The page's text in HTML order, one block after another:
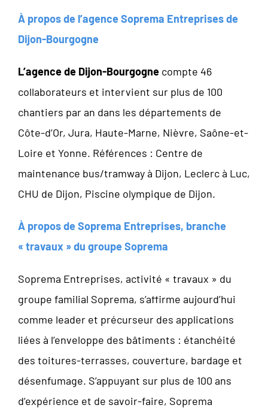
À propos de l’agence Soprema Entreprises de
Dijon-Bourgogne
L’agence de Dijon-Bourgogne compte 46
collaborateurs et intervient sur plus de 100
chantiers par an dans les départements de
Côte-d’Or, Jura, Haute-Marne, Nièvre, Saône-et-
Loire et Yonne. Références : Centre de
maintenance bus/tramway à Dijon, Leclerc à Luc,
CHU de Dijon, Piscine olympique de Dijon.
À propos de Soprema Entreprises, branche
« travaux » du groupe Soprema
Soprema Entreprises, activité « travaux » du
groupe familial Soprema, s’affirme aujourd’hui
comme leader et précurseur des applications
liées à l’enveloppe des bâtiments : étanchéité
des toitures-terrasses, couverture, bardage et
désenfumage. S’appuyant sur plus de 100 ans
d’expérience et de savoir-faire, Soprema